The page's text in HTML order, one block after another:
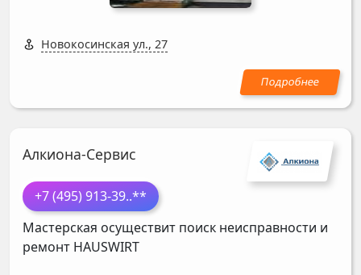
Новокосинская ул., 27
Алкиона-Сервис
+7 (495) 913-39..**
Мастерская осуществит поиск неисправности и
ремонт HAUSWIRT